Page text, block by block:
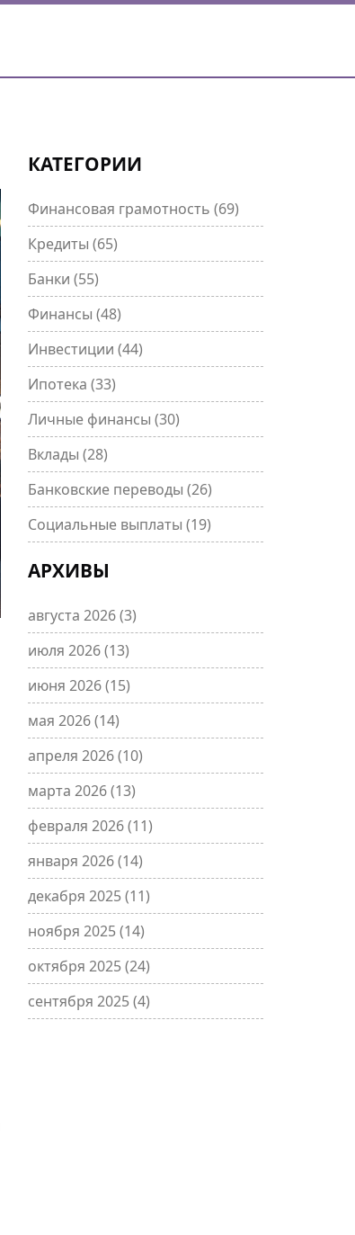
КАТЕГОРИИ
Финансовая грамотность (69)
Кредиты (65)
Банки (55)
Финансы (48)
Инвестиции (44)
Ипотека (33)
Личные финансы (30)
Вклады (28)
Банковские переводы (26)
Социальные выплаты (19)
АРХИВЫ
августа 2026(3)
июля 2026(13)
июня 2026(15)
мая 2026(14)
апреля 2026(10)
марта 2026(13)
февраля 2026(11)
января 2026(14)
декабря 2025(11)
ноября 2025(14)
октября 2025(24)
сентября 2025(4)